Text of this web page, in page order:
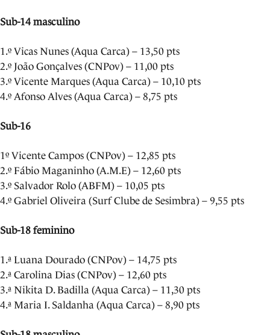
Sub-14 masculino
1.º Vicas Nunes (Aqua Carca) – 13,50 pts
2.º João Gonçalves (CNPov) – 11,00 pts
3.º Vicente Marques (Aqua Carca) – 10,10 pts
4.º Afonso Alves (Aqua Carca) – 8,75 pts
Sub-16
1º Vicente Campos (CNPov) – 12,85 pts
2.º Fábio Maganinho (A.M.E) – 12,60 pts
3.º Salvador Rolo (ABFM) – 10,05 pts
4.º Gabriel Oliveira (Surf Clube de Sesimbra) – 9,55 pts
Sub-18 feminino
1.ª Luana Dourado (CNPov) – 14,75 pts
2.ª Carolina Dias (CNPov) – 12,60 pts
3.ª Nikita D. Badilla (Aqua Carca) – 11,30 pts
4.ª Maria I. Saldanha (Aqua Carca) – 8,90 pts